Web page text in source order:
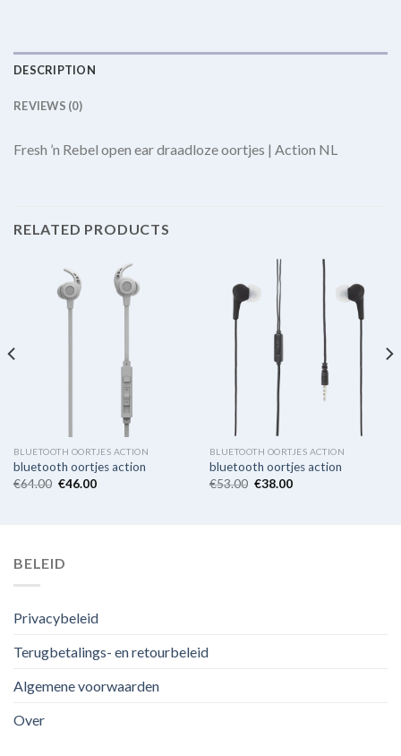
DESCRIPTION
REVIEWS (0)
Fresh ’n Rebel open ear draadloze oortjes | Action NL
RELATED PRODUCTS
BLUETOOTH OORTJES ACTION
bluetooth oortjes action
€64.00 €46.00
BLUETOOTH OORTJES ACTION
bluetooth oortjes action
€53.00 €38.00
BELEID
Privacybeleid
Terugbetalings- en retourbeleid
Algemene voorwaarden
Over